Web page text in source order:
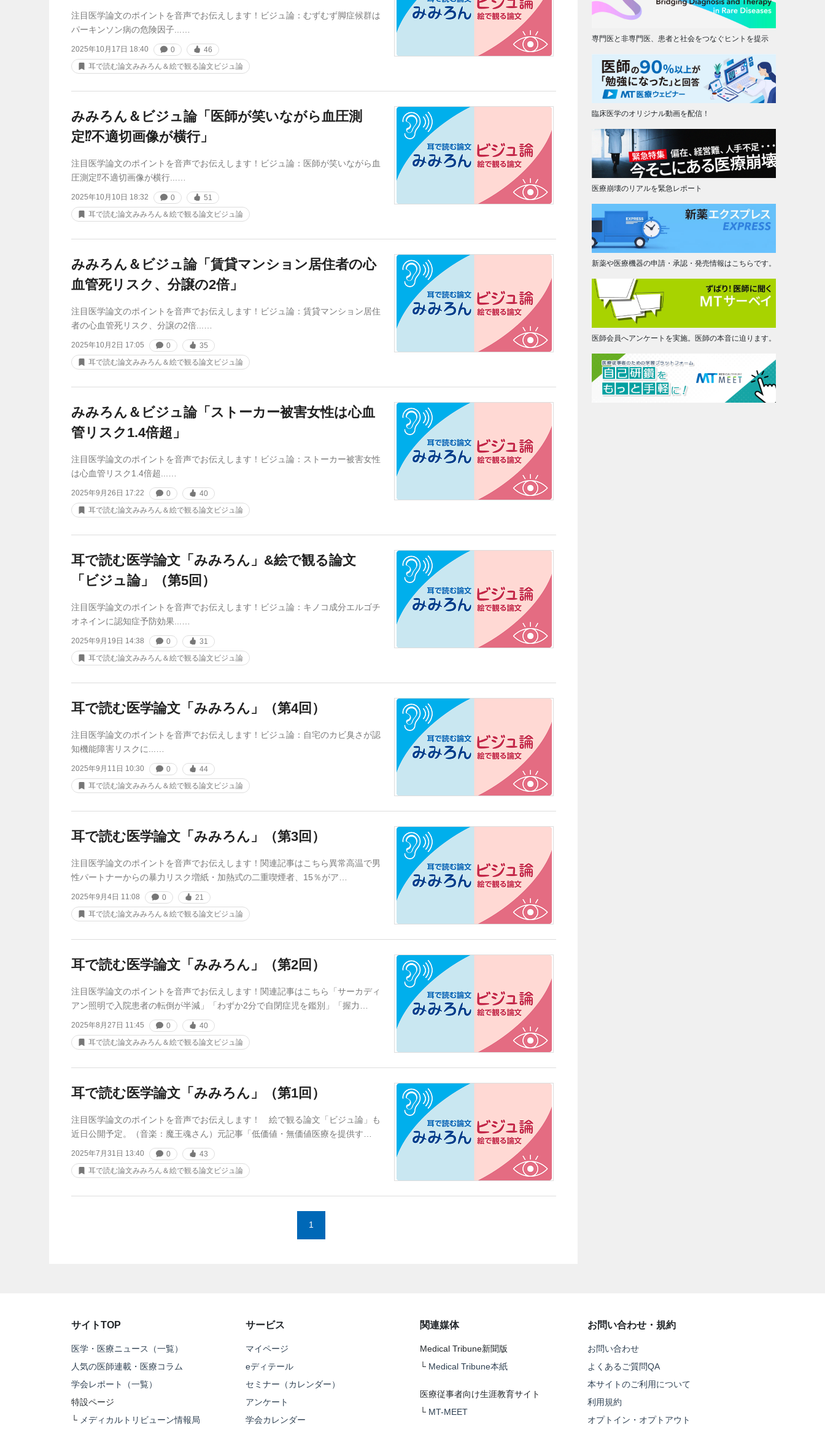
注目医学論文のポイントを音声でお伝えします！ビジュ論：むずむず脚症候群は
パーキンソン病の危険因子...…
2025年10月17日 18:40 0
46
耳で読む論文みみろん＆絵で観る論文ビジュ論
みみろん＆ビジュ論「医師が笑いながら血圧測
定⁉不適切画像が横行」
注目医学論文のポイントを音声でお伝えします！ビジュ論：医師が笑いながら血
圧測定⁉不適切画像が横行...…
2025年10月10日 18:32 0
51
耳で読む論文みみろん＆絵で観る論文ビジュ論
みみろん＆ビジュ論「賃貸マンション居住者の心
血管死リスク、分譲の2倍」
注目医学論文のポイントを音声でお伝えします！ビジュ論：賃貸マンション居住
者の心血管死リスク、分譲の2倍...…
2025年10月2日 17:05 0
35
耳で読む論文みみろん＆絵で観る論文ビジュ論
みみろん＆ビジュ論「ストーカー被害女性は心血
管リスク1.4倍超」
注目医学論文のポイントを音声でお伝えします！ビジュ論：ストーカー被害女性
は心血管リスク1.4倍超...…
2025年9月26日 17:22 0
40
耳で読む論文みみろん＆絵で観る論文ビジュ論
耳で読む医学論文「みみろん」&絵で観る論文
「ビジュ論」（第5回）
注目医学論文のポイントを音声でお伝えします！ビジュ論：キノコ成分エルゴチ
オネインに認知症予防効果...…
2025年9月19日 14:38 0
31
耳で読む論文みみろん＆絵で観る論文ビジュ論
耳で読む医学論文「みみろん」（第4回）
注目医学論文のポイントを音声でお伝えします！ビジュ論：自宅のカビ臭さが認
知機能障害リスクに...…
2025年9月11日 10:30 0
44
耳で読む論文みみろん＆絵で観る論文ビジュ論
耳で読む医学論文「みみろん」（第3回）
注目医学論文のポイントを音声でお伝えします！関連記事はこちら異常高温で男
性パートナーからの暴力リスク増⁠⁠紙・加熱式の二重喫煙者、15％がア…
2025年9月4日 11:08 0
21
耳で読む論文みみろん＆絵で観る論文ビジュ論
耳で読む医学論文「みみろん」（第2回）
注目医学論文のポイントを音声でお伝えします！関連記事はこちら「サーカディ
アン照明で入院患者の転倒が半減」「わずか2分で自閉症児を鑑別」「握力…
2025年8月27日 11:45 0
40
耳で読む論文みみろん＆絵で観る論文ビジュ論
耳で読む医学論文「みみろん」（第1回）
注目医学論文のポイントを音声でお伝えします！ 絵で観る論文「ビジュ論」も
近日公開予定。（音楽：魔王魂さん）元記事「低価値・無価値医療を提供す…
2025年7月31日 13:40 0
43
耳で読む論文みみろん＆絵で観る論文ビジュ論
1
専門医と非専門医、患者と社会をつなぐヒントを提示
臨床医学のオリジナル動画を配信！
医療崩壊のリアルを緊急レポート
新薬や医療機器の申請・承認・発売情報はこちらです。
医師会員へアンケートを実施。医師の本音に迫ります。
サイトTOP
医学・医療ニュース（一覧）
人気の医師連載・医療コラム
学会レポート（一覧）
特設ページ
└ メディカルトリビューン情報局
サービス
マイページ
eディテール
セミナー（カレンダー）
アンケート
学会カレンダー
関連媒体
Medical Tribune新聞版
└ Medical Tribune本紙
医療従事者向け生涯教育サイト
└ MT-MEET
お問い合わせ・規約
お問い合わせ
よくあるご質問QA
本サイトのご利用について
利用規約
オプトイン・オプトアウト